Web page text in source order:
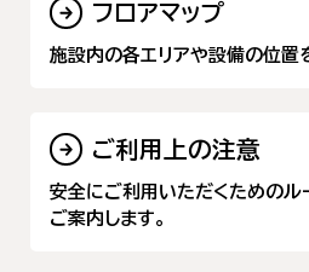
フロアマップ
施設内の各エリアや設備の位置
ご利用上の注意
安全にご利用いただくためのル
ご案内します。